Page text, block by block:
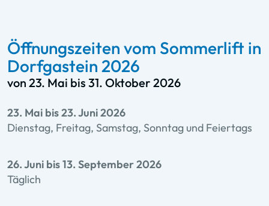
Öffnungszeiten vom Sommerlift in
Dorfgastein 2026
von 23. Mai bis 31. Oktober 2026
23. Mai bis 23. Juni 2026
Dienstag, Freitag, Samstag, Sonntag und Feiertags
26. Juni bis 13. September 2026
Täglich